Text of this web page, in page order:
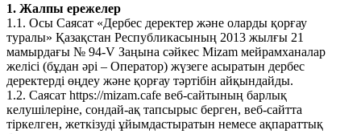
1. Жалпы ережелер
1.1. Осы Саясат «Дербес деректер және оларды қорғау
туралы» Қазақстан Республикасының 2013 жылғы 21
мамырдағы № 94-V Заңына сәйкес Mizam мейрамханалар
желісі (бұдан әрі – Оператор) жүзеге асыратын дербес
деректерді өңдеу және қорғау тәртібін айқындайды.
1.2. Саясат https://mizam.cafe веб-сайтының барлық
келушілеріне, сондай-ақ тапсырыс берген, веб-сайтта
тіркелген, жеткізуді ұйымдастыратын немесе ақпараттық